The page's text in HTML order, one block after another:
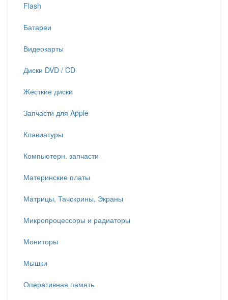
Flash
Батареи
Видеокарты
Диски DVD / CD
Жесткие диски
Запчасти для Apple
Клавиатуры
Компьютерн. запчасти
Материнские платы
Матрицы, Тачскрины, Экраны
Микропроцессоры и радиаторы
Мониторы
Мышки
Оперативная память